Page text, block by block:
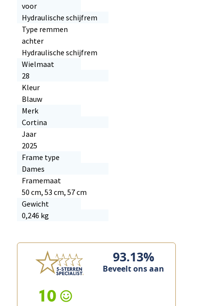
voor
Hydraulische schijfrem
Type remmen
achter
Hydraulische schijfrem
Wielmaat
28
Kleur
Blauw
Merk
Cortina
Jaar
2025
Frame type
Dames
Framemaat
50 cm, 53 cm, 57 cm
Gewicht
0,246 kg
93.13%
Beveelt ons aan
10